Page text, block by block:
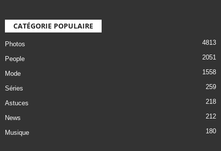
CATÉGORIE POPULAIRE
Photos 4813
People 2051
Mode 1558
Séries 259
Astuces 218
News 212
Musique 180